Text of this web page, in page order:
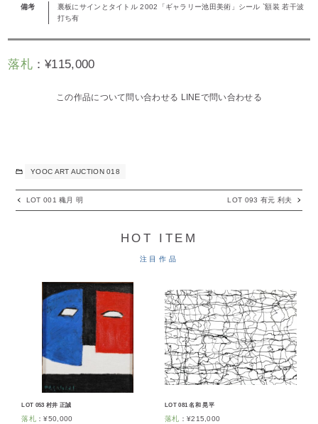
備考
裏板にサインとタイトル 2002「ギャラリー池田美術」シール `額装 若干波
打ち有
落札：¥115,000
この作品について問い合わせる LINEで問い合わせる
YOOC ART AUCTION 018
LOT 001 穐月 明 LOT 093 有元 利夫
HOT ITEM
注目作品
LOT 053 村井 正誠
落札 ：¥50,000
LOT 081 名和 晃平
落札 ： ¥215,000